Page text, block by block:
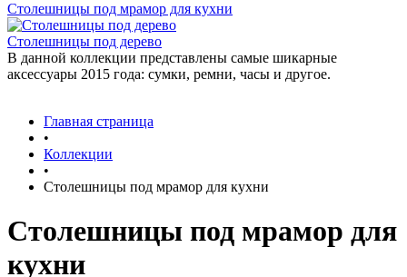
Столешницы под мрамор для кухни
Столешницы под дерево
В данной коллекции представлены самые шикарные
аксессуары 2015 года: сумки, ремни, часы и другое.
Главная страница
•
Коллекции
•
Столешницы под мрамор для кухни
Столешницы под мрамор для
кухни